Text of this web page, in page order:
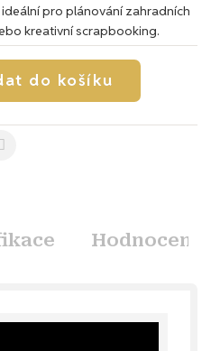
pro plánování zahradních
kreativní scrapbooking.
do košíku
Hodnocení